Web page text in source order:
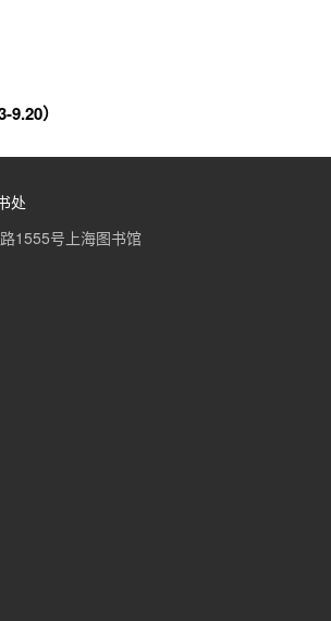
）
处
1555号上海图书馆